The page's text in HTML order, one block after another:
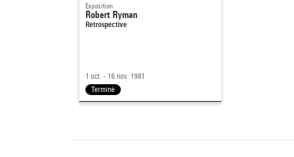
Exposition
Robert Ryman
Rétrospective
1 oct. - 16 nov. 1981
Terminé